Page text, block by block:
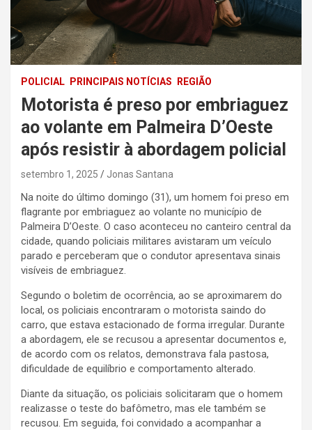
POLICIAL PRINCIPAIS NOTÍCIAS REGIÃO
Motorista é preso por embriaguez
ao volante em Palmeira D’Oeste
após resistir à abordagem policial
setembro 1, 2025 Jonas Santana
Na noite do último domingo (31), um homem foi preso em
flagrante por embriaguez ao volante no município de
Palmeira D’Oeste. O caso aconteceu no canteiro central da
cidade, quando policiais militares avistaram um veículo
parado e perceberam que o condutor apresentava sinais
visíveis de embriaguez.
Segundo o boletim de ocorrência, ao se aproximarem do
local, os policiais encontraram o motorista saindo do
carro, que estava estacionado de forma irregular. Durante
a abordagem, ele se recusou a apresentar documentos e,
de acordo com os relatos, demonstrava fala pastosa,
dificuldade de equilíbrio e comportamento alterado.
Diante da situação, os policiais solicitaram que o homem
realizasse o teste do bafômetro, mas ele também se
recusou. Em seguida, foi convidado a acompanhar a